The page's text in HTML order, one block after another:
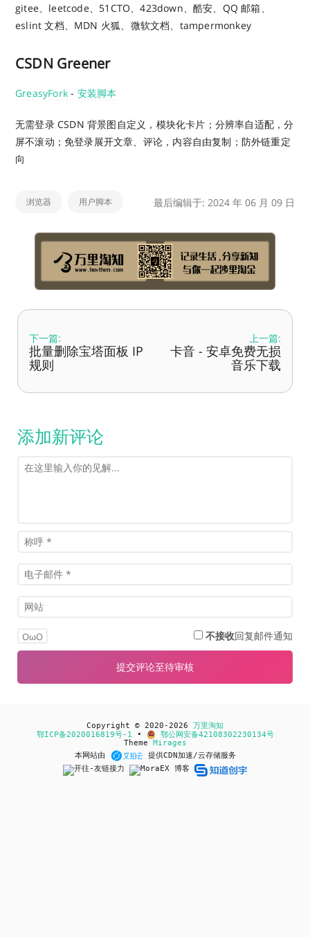
gitee、leetcode、51CTO、423down、酷安、QQ 邮箱、
eslint 文档、MDN 火狐、微软文档、tampermonkey
CSDN Greener
GreasyFork - 安装脚本
无需登录 CSDN 背景图自定义，模块化卡片；分辨率自适配，分
屏不滚动；免登录展开文章、评论，内容自由复制；防外链重定
向
浏览器 用户脚本 最后编辑于: 2024 年 06 月 09 日
下一篇:
批量删除宝塔面板 IP
规则
上一篇:
卡音 - 安卓免费无损
音乐下载
添加新评论
OωO 不接收回复邮件通知
Copyright © 2020-2026 万里淘知
鄂ICP备2020016819号-1 •
鄂公网安备42108302230134号
Theme Mirages
本网站由
提供CDN加速/云存储服务